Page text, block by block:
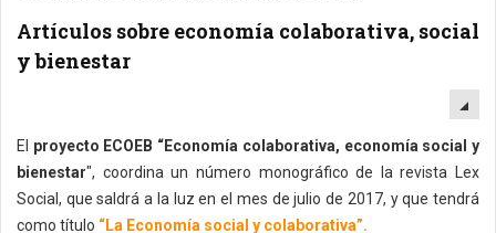
Artículos sobre economía colaborativa, social
y bienestar
El proyecto ECOEB “Economía colaborativa, economía social y
bienestar", coordina un número monográfico de la revista Lex
Social, que saldrá a la luz en el mes de julio de 2017, y que tendrá
como título “La Economía social y colaborativa”.